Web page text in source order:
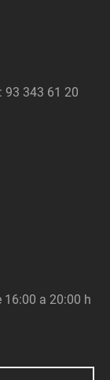
93 343 61 20
16:00 a 20:00 h